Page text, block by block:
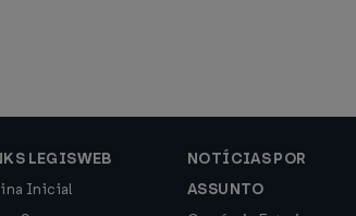
LEGISWEB
Inicial
NOTÍCIAS POR
ASSUNTO